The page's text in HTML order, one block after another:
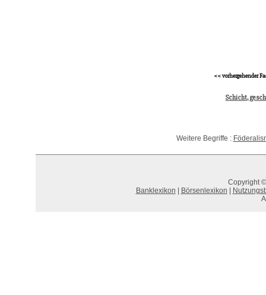
<< vorhergehender
Schicht,
Weitere Begriffe :
Copyright
Banklexikon
Börsenlexikon